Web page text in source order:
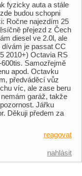
fyzicky auta a stále
budou schopni
Ročne najezdím 25
přejezd z Čech
diesel ve 2.0l, ale
je passat CC
2010+) Octavia RS
Samozřejmě
apod. Octavku
předváděcí vůz
víc, ale zase beru
garáž, takže
Jářku
Děkuji předem za
reagovat
nahlásit